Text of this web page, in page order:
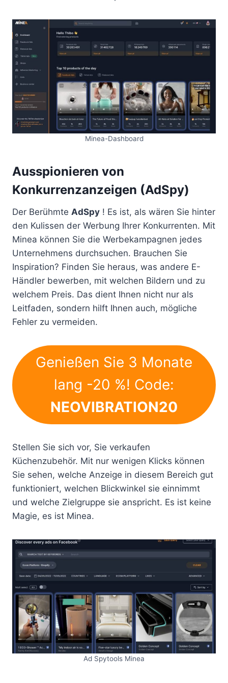
Minea-Dashboard
Ausspionieren von
Konkurrenzanzeigen (AdSpy)
Der Berühmte AdSpy ! Es ist, als wären Sie hinter
den Kulissen der Werbung Ihrer Konkurrenten. Mit
Minea können Sie die Werbekampagnen jedes
Unternehmens durchsuchen. Brauchen Sie
Inspiration? Finden Sie heraus, was andere E-
Händler bewerben, mit welchen Bildern und zu
welchem ​​Preis. Das dient Ihnen nicht nur als
Leitfaden, sondern hilft Ihnen auch, mögliche
Fehler zu vermeiden.
Genießen Sie 3 Monate
lang -20 %! Code:
NEOVIBRATION20
Stellen Sie sich vor, Sie verkaufen
Küchenzubehör. Mit nur wenigen Klicks können
Sie sehen, welche Anzeige in diesem Bereich gut
funktioniert, welchen Blickwinkel sie einnimmt
und welche Zielgruppe sie anspricht. Es ist keine
Magie, es ist Minea.
Ad Spytools Minea